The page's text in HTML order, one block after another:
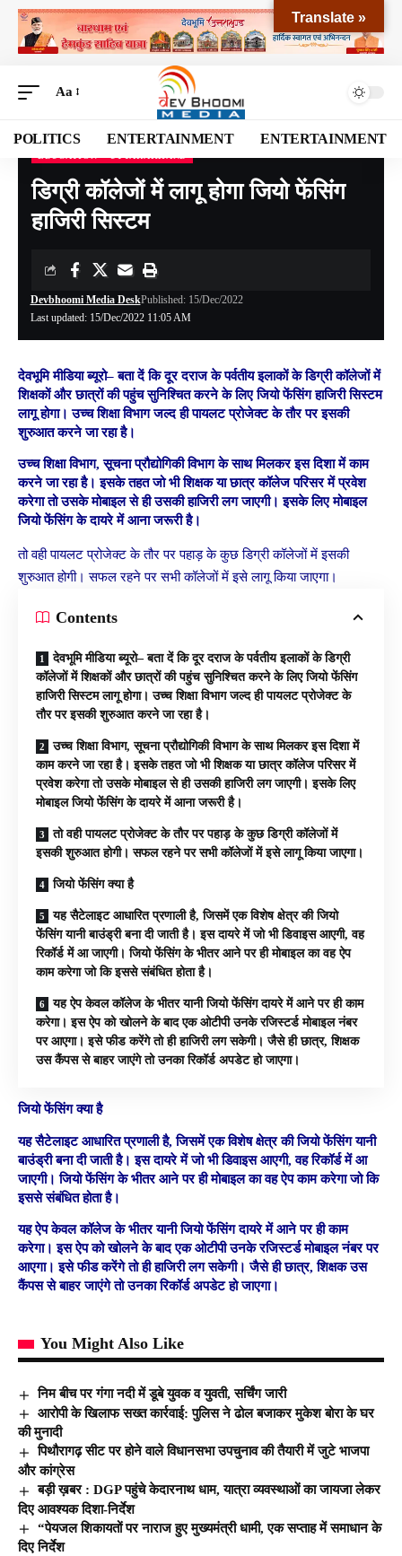
Aa
POLITICS ENTERTAINMENT ENTERTAINMENT
Devbhoomi Media>Blog>NATIONAL >UTTARAKHAND >डिग्री कॉलेजों में लागू होगा जियो फेंसिंग हाजिरी सिस्टम
डिग्री कॉलेजों में लागू होगा जियो फेंसिंग
हाजिरी सिस्टम
Last updated: 15/Dec/2022 11:05 AM
Devbhoomi Media DeskPublished: 15/Dec/2022
देवभूमि मीडिया ब्यूरो– बता दें कि दूर दराज के पर्वतीय इलाकों के डिग्री कॉलेजों में
शिक्षकों और छात्रों की पहुंच सुनिश्चित करने के लिए जियो फेंसिंग हाजिरी सिस्टम
लागू होगा। उच्च शिक्षा विभाग जल्द ही पायलट प्रोजेक्ट के तौर पर इसकी
शुरुआत करने जा रहा है।
उच्च शिक्षा विभाग, सूचना प्रौद्योगिकी विभाग के साथ मिलकर इस दिशा में काम
करने जा रहा है। इसके तहत जो भी शिक्षक या छात्र कॉलेज परिसर में प्रवेश
करेगा तो उसके मोबाइल से ही उसकी हाजिरी लग जाएगी। इसके लिए मोबाइल
जियो फेंसिंग के दायरे में आना जरूरी है।
तो वही पायलट प्रोजेक्ट के तौर पर पहाड़ के कुछ डिग्री कॉलेजों में इसकी
शुरुआत होगी। सफल रहने पर सभी कॉलेजों में इसे लागू किया जाएगा।
Contents
देवभूमि मीडिया ब्यूरो– बता दें कि दूर दराज के पर्वतीय इलाकों के डिग्री
कॉलेजों में शिक्षकों और छात्रों की पहुंच सुनिश्चित करने के लिए जियो फेंसिंग
हाजिरी सिस्टम लागू होगा। उच्च शिक्षा विभाग जल्द ही पायलट प्रोजेक्ट के
तौर पर इसकी शुरुआत करने जा रहा है।
उच्च शिक्षा विभाग, सूचना प्रौद्योगिकी विभाग के साथ मिलकर इस दिशा में
काम करने जा रहा है। इसके तहत जो भी शिक्षक या छात्र कॉलेज परिसर में
प्रवेश करेगा तो उसके मोबाइल से ही उसकी हाजिरी लग जाएगी। इसके लिए
मोबाइल जियो फेंसिंग के दायरे में आना जरूरी है।
तो वही पायलट प्रोजेक्ट के तौर पर पहाड़ के कुछ डिग्री कॉलेजों में
इसकी शुरुआत होगी। सफल रहने पर सभी कॉलेजों में इसे लागू किया जाएगा।
जियो फेंसिंग क्या है
यह सैटेलाइट आधारित प्रणाली है, जिसमें एक विशेष क्षेत्र की जियो
फेंसिंग यानी बाउंड्री बना दी जाती है। इस दायरे में जो भी डिवाइस आएगी, वह
रिकॉर्ड में आ जाएगी। जियो फेंसिंग के भीतर आने पर ही मोबाइल का वह ऐप
काम करेगा जो कि इससे संबंधित होता है।
यह ऐप केवल कॉलेज के भीतर यानी जियो फेंसिंग दायरे में आने पर ही काम
करेगा। इस ऐप को खोलने के बाद एक ओटीपी उनके रजिस्टर्ड मोबाइल नंबर
पर आएगा। इसे फीड करेंगे तो ही हाजिरी लग सकेगी। जैसे ही छात्र, शिक्षक
उस कैंपस से बाहर जाएंगे तो उनका रिकॉर्ड अपडेट हो जाएगा।
जियो फेंसिंग क्या है
यह सैटेलाइट आधारित प्रणाली है, जिसमें एक विशेष क्षेत्र की जियो फेंसिंग यानी
बाउंड्री बना दी जाती है। इस दायरे में जो भी डिवाइस आएगी, वह रिकॉर्ड में आ
जाएगी। जियो फेंसिंग के भीतर आने पर ही मोबाइल का वह ऐप काम करेगा जो कि
इससे संबंधित होता है।
यह ऐप केवल कॉलेज के भीतर यानी जियो फेंसिंग दायरे में आने पर ही काम
करेगा। इस ऐप को खोलने के बाद एक ओटीपी उनके रजिस्टर्ड मोबाइल नंबर पर
आएगा। इसे फीड करेंगे तो ही हाजिरी लग सकेगी। जैसे ही छात्र, शिक्षक उस
कैंपस से बाहर जाएंगे तो उनका रिकॉर्ड अपडेट हो जाएगा।
You Might Also Like
निम बीच पर गंगा नदी में डूबे युवक व युवती, सर्चिंग जारी
आरोपी के खिलाफ सख्त कार्रवाई: पुलिस ने ढोल बजाकर मुकेश बोरा के घर
की मुनादी
पिथौरागढ़ सीट पर होने वाले विधानसभा उपचुनाव की तैयारी में जुटे भाजपा
और कांग्रेस
बड़ी ख़बर : DGP पहुंचे केदारनाथ धाम, यात्रा व्यवस्थाओं का जायजा लेकर
दिए आवश्यक दिशा-निर्देश
“पेयजल शिकायतों पर नाराज हुए मुख्यमंत्री धामी, एक सप्ताह में समाधान के
दिए निर्देश
Translate »